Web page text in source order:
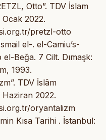
Otto”. TDV İslam
Ocak 2022.
pretzl-otto
el-. el-Camiu’s-
Beğa. 7 Cilt. Dımaşk:
1993.
TDV İslâm
Haziran 2022.
oryantalizm
Kısa Tarihi . İstanbul: